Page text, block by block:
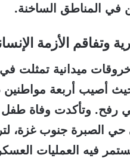
في المناطق الساخنة.
وتفاقم الأزمة
ميدانية تمثلت
أصيب أربعة مواطنين
رفح. وتأكدت وفاة طفل
حي الصبرة جنوب غزة،
فيه العمليات